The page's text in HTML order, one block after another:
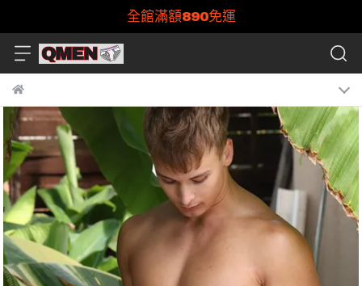
全館滿額890免運